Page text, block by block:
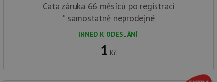
Cata záruka 66 měsíců po registraci
* samostatně neprodejné
IHNED K ODESLÁNÍ
1 Kč